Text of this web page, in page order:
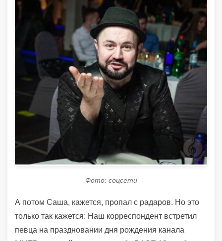
Фото: соцсети
А потом Саша, кажется, пропал с радаров. Но это
только так кажется: Наш корреспондент встретил
певца на праздновании дня рождения канала